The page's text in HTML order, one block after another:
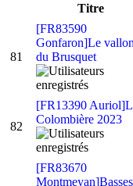
Titre
81
[FR83590
Gonfaron]Le vallon
du Brusquet
82
[FR13390
Colombière 2023
[FR83670
Montmeyan]Basses